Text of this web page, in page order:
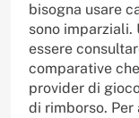
bisogna usare
sono imparziali.
essere
comparative
provider di
di rimborso.